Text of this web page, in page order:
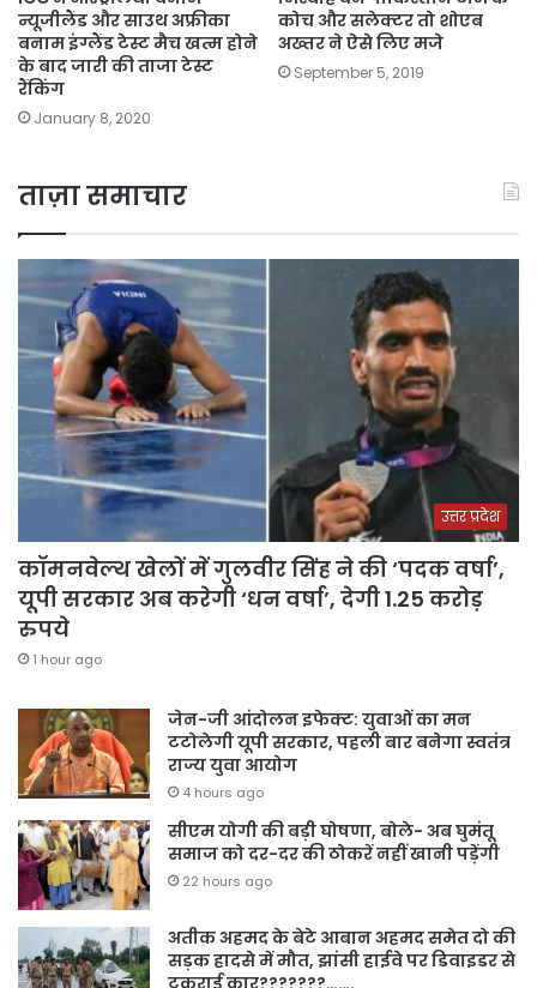
न्यूजीलैंड और साउथ अफ्रीका
बनाम इंग्लैंड टेस्ट मैच खत्म होने
के बाद जारी की ताजा टेस्ट
रैंकिंग
January 8, 2020
कोच और सलेक्टर तो शोएब
अख्तर ने ऐसे लिए मजे
September 5, 2019
ताज़ा समाचार
उत्तर प्रदेश
कॉमनवेल्थ खेलों में गुलवीर सिंह ने की ‘पदक वर्षा’,
यूपी सरकार अब करेगी ‘धन वर्षा’, देगी 1.25 करोड़
रुपये
1 hour ago
जेन-जी आंदोलन इफेक्ट: युवाओं का मन
टटोलेगी यूपी सरकार, पहली बार बनेगा स्वतंत्र
राज्य युवा आयोग
4 hours ago
सीएम योगी की बड़ी घोषणा, बोले- अब घुमंतू
समाज को दर-दर की ठोकरें नहीं खानी पड़ेंगी
22 hours ago
अतीक अहमद के बेटे आबान अहमद समेत दो की
सड़क हादसे में मौत, झांसी हाईवे पर डिवाइडर से
टकराई कार???????…….